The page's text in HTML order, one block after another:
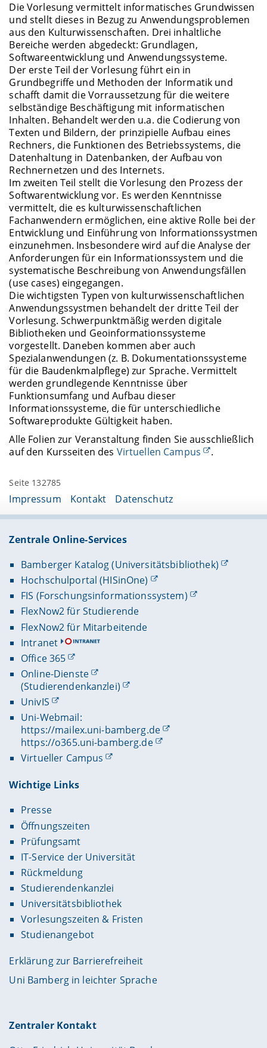
Die Vorlesung vermittelt informatisches Grundwissen
und stellt dieses in Bezug zu Anwendungsproblemen
aus den Kulturwissenschaften. Drei inhaltliche
Bereiche werden abgedeckt: Grundlagen,
Softwareentwicklung und Anwendungssysteme.
Der erste Teil der Vorlesung führt ein in
Grundbegriffe und Methoden der Informatik und
schafft damit die Vorraussetzung für die weitere
selbständige Beschäftigung mit informatischen
Inhalten. Behandelt werden u.a. die Codierung von
Texten und Bildern, der prinzipielle Aufbau eines
Rechners, die Funktionen des Betriebssystems, die
Datenhaltung in Datenbanken, der Aufbau von
Rechnernetzen und des Internets.
Im zweiten Teil stellt die Vorlesung den Prozess der
Softwarentwicklung vor. Es werden Kenntnisse
vermittelt, die es kulturwissenschaftlichen
Fachanwendern ermöglichen, eine aktive Rolle bei der
Entwicklung und Einführung von Informationssystmen
einzunehmen. Insbesondere wird auf die Analyse der
Anforderungen für ein Informationssystem und die
systematische Beschreibung von Anwendungsfällen
(use cases) eingegangen.
Die wichtigsten Typen von kulturwissenschaftlichen
Anwendungssystmen behandelt der dritte Teil der
Vorlesung. Schwerpunktmäßig werden digitale
Bibliotheken und Geoinformationssysteme
vorgestellt. Daneben kommen aber auch
Spezialanwendungen (z. B. Dokumentationssysteme
für die Baudenkmalpflege) zur Sprache. Vermittelt
werden grundlegende Kenntnisse über
Funktionsumfang und Aufbau dieser
Informationssysteme, die für unterschiedliche
Softwareprodukte Gültigkeit haben.
Alle Folien zur Veranstaltung finden Sie ausschließlich
auf den Kursseiten des Virtuellen Campus .
Seite 132785
Impressum Kontakt Datenschutz
Zentrale Online-Services
Bamberger Katalog (Universitätsbibliothek)
Hochschulportal (HISinOne)
FIS (Forschungsinformationssystem)
FlexNow2 für Studierende
FlexNow2 für Mitarbeitende
Intranet
Office 365
Online-Dienste
(Studierendenkanzlei)
UnivIS
Uni-Webmail:
https://mailex.uni-bamberg.de
https://o365.uni-bamberg.de
Virtueller Campus
Wichtige Links
Presse
Öffnungszeiten
Prüfungsamt
IT-Service der Universität
Rückmeldung
Studierendenkanzlei
Universitätsbibliothek
Vorlesungszeiten & Fristen
Studienangebot
Erklärung zur Barrierefreiheit
Uni Bamberg in leichter Sprache
Zentraler Kontakt